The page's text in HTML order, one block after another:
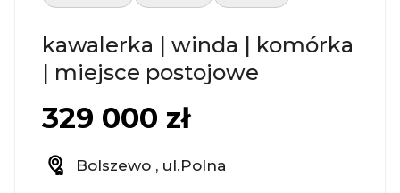
kawalerka | winda | komórka
| miejsce postojowe
329 000 zł
Bolszewo , ul.Polna